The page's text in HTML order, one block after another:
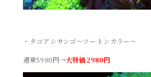
・タコアシサンゴ～ツートンカラー～
通常5980円→大特価2980円